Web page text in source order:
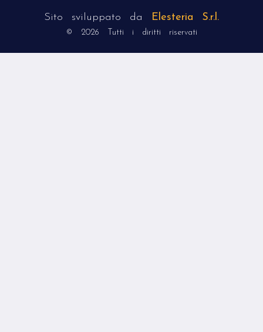
Sito sviluppato da Elesteria S.r.l.
© 2026 Tutti i diritti riservati